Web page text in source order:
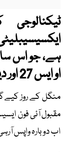
او ایس 27
منگل کے روز کیے
مقبول آئی فون
اب دوبارہ واپس